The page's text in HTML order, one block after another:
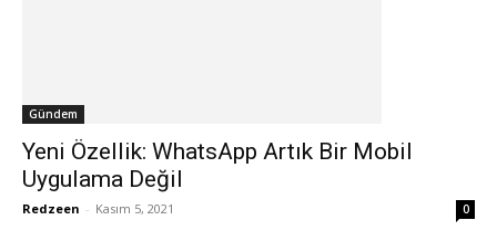
Gündem
Yeni Özellik: WhatsApp Artık Bir Mobil
Uygulama Değil
Redzeen - Kasım 5, 2021 0